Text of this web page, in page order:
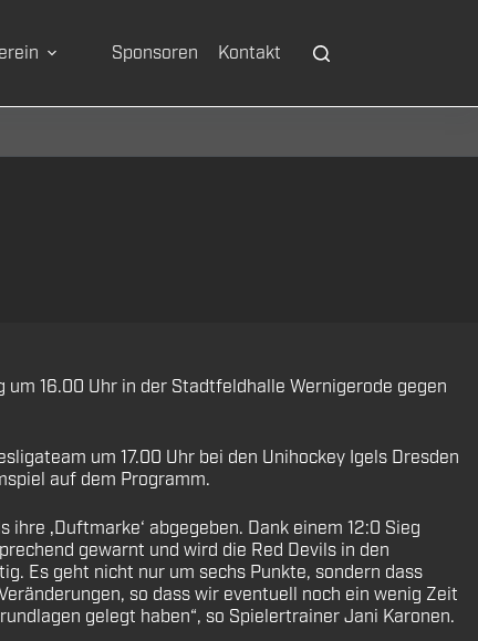
Sponsoren Kontakt
16.00 Uhr in der Stadtfeldhalle Wernigerode gegen
um 17.00 Uhr bei den Unihockey Igels Dresden
auf dem Programm.
‚Duftmarke‘ abgegeben. Dank einem 12:0 Sieg
gewarnt und wird die Red Devils in den
Es geht nicht nur um sechs Punkte, sondern dass
so dass wir eventuell noch ein wenig Zeit
gelegt haben“, so Spielertrainer Jani Karonen.